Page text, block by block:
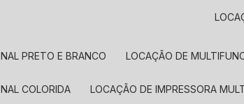
PRETO E BRANCO LOCAÇÃO DE
COLORIDA LOCAÇÃO DE IMPRESSORA